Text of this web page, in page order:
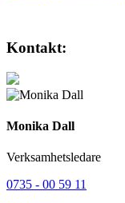
Kontakt:
Monika Dall
Verksamhetsledare
0735 - 00 59 11